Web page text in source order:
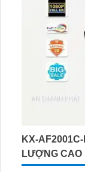
KX-
LƯỢNG CAO